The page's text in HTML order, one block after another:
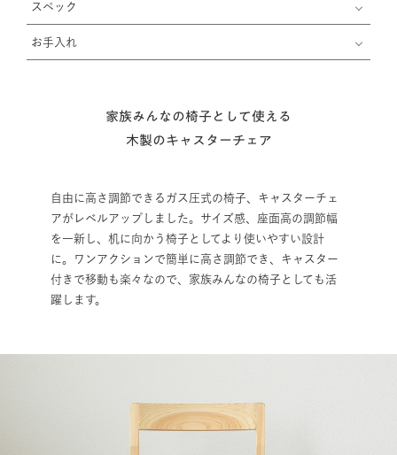
スペック
お手入れ
家族みんなの椅子として使える
木製のキャスターチェア
自由に高さ調節できるガス圧式の椅子、キャスターチェ
アがレベルアップしました。サイズ感、座面高の調節幅
を一新し、机に向かう椅子としてより使いやすい設計
に。ワンアクションで簡単に高さ調節でき、キャスター
付きで移動も楽々なので、家族みんなの椅子としても活
躍します。